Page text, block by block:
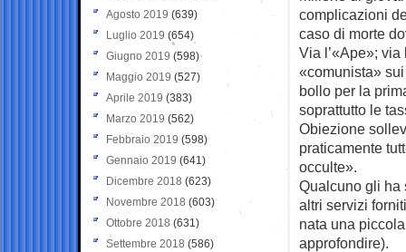
complicazioni
caso di morte
Via l’«Ape»;
«comunista»
bollo per la
soprattutto le
Obiezione
praticamente
occulte».
Qualcuno gli ha
altri servizi
nata una
approfondire).
Agosto 2019 (639)
Luglio 2019 (654)
Giugno 2019 (598)
Maggio 2019 (527)
Aprile 2019 (383)
Marzo 2019 (562)
Febbraio 2019 (598)
Gennaio 2019 (641)
Dicembre 2018 (623)
Novembre 2018 (603)
Ottobre 2018 (631)
Settembre 2018 (586)